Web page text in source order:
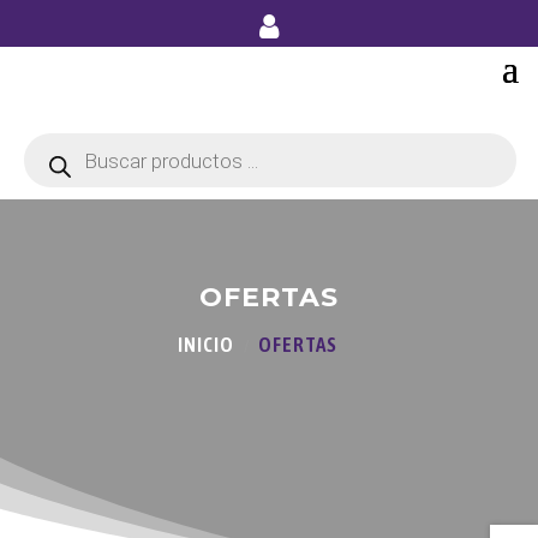
productos
OFERTAS
INICIO OFERTAS